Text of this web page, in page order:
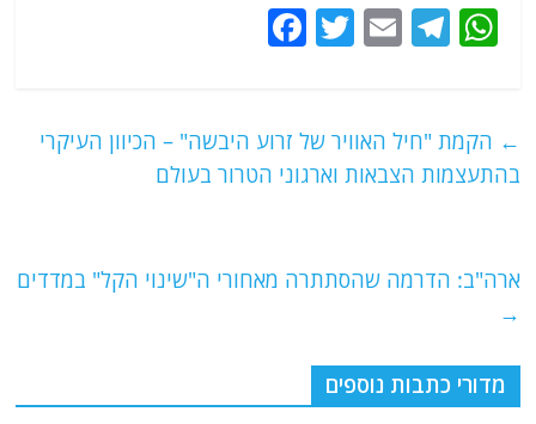
W
s
A
T
g
ra
E
l
T
er
e
b
k
← הקמת "חיל האוויר של זרוע היבשה" – הכיוון העיקרי
בהתעצמות הצבאות וארגוני הטרור בעולם
ארה"ב: הדרמה שהסתתרה מאחורי ה"שינוי הקל" במדדים
→
מדורי כתבות נוספים